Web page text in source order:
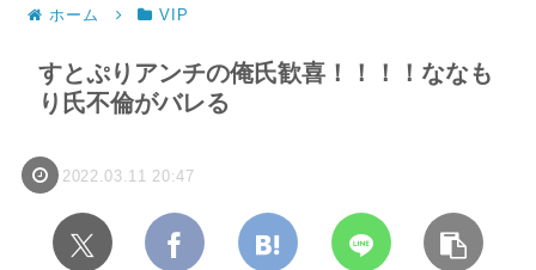
ホーム VIP
すとぷりアンチの俺氏歓喜！！！！ななも
り氏不倫がバレる
2022.03.11 20:47